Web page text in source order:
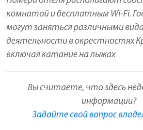
комнатой и бесплатным Wi-Fi.
могут заняться различными
деятельности в окрестностях
включая катание на лыжах
Вы считаете, что здесь
информации?
Задайте свой вопрос